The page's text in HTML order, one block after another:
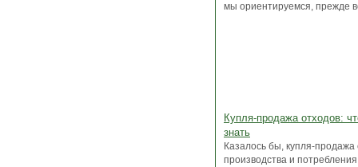
мы ориентируемся, прежде
Купля-продажа отходов:
знать
Казалось бы, купля-продажа
производства и